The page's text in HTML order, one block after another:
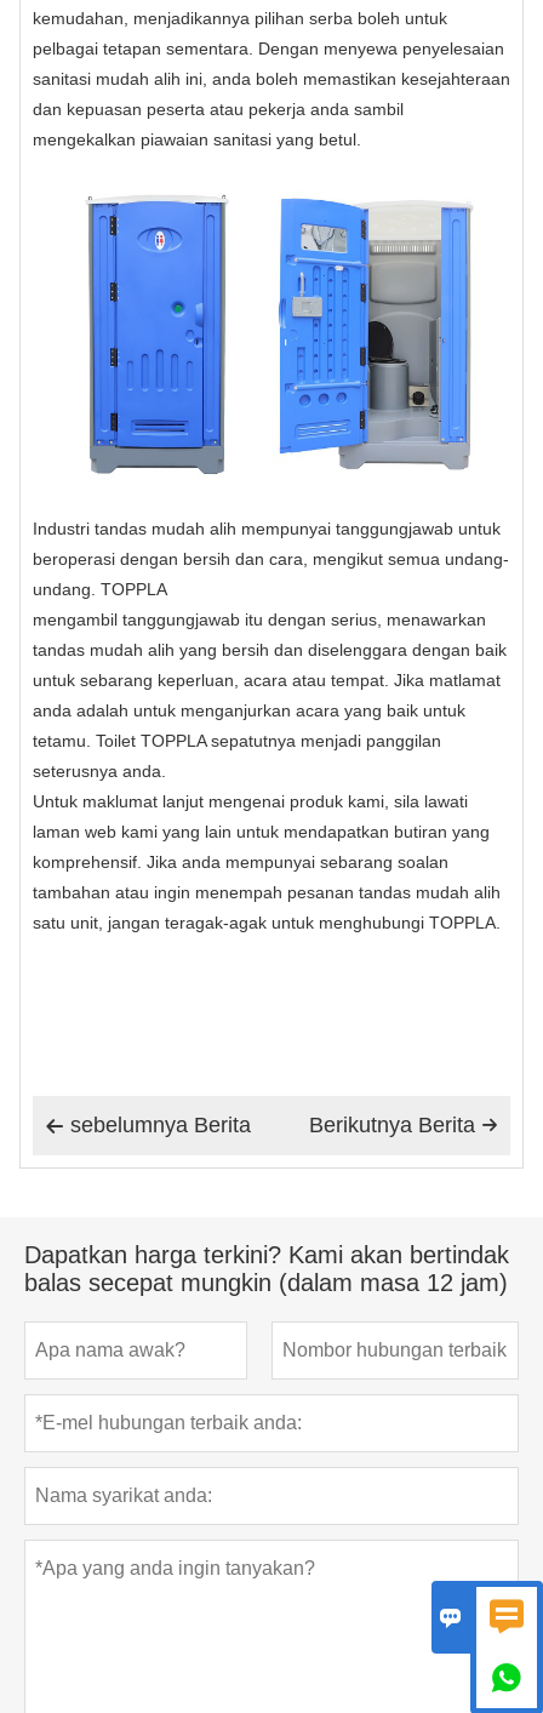
kemudahan, menjadikannya pilihan serba boleh untuk
pelbagai tetapan sementara. Dengan menyewa penyelesaian
sanitasi mudah alih ini, anda boleh memastikan kesejahteraan
dan kepuasan peserta atau pekerja anda sambil
mengekalkan piawaian sanitasi yang betul.
Industri tandas mudah alih mempunyai tanggungjawab untuk
beroperasi dengan bersih dan cara, mengikut semua undang-
undang. TOPPLA
mengambil tanggungjawab itu dengan serius, menawarkan
tandas mudah alih yang bersih dan diselenggara dengan baik
untuk sebarang keperluan, acara atau tempat. Jika matlamat
anda adalah untuk menganjurkan acara yang baik untuk
tetamu. Toilet TOPPLA sepatutnya menjadi panggilan
seterusnya anda.
Untuk maklumat lanjut mengenai produk kami, sila lawati
laman web kami yang lain untuk mendapatkan butiran yang
komprehensif. Jika anda mempunyai sebarang soalan
tambahan atau ingin menempah pesanan tandas mudah alih
satu unit, jangan teragak-agak untuk menghubungi TOPPLA.
 sebelumnya Berita 
Berikutnya Berita
Dapatkan harga terkini? Kami akan bertindak
balas secepat mungkin (dalam masa 12 jam)
 
